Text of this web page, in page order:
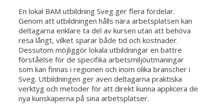
En lokal BAM utbildning Sveg ger flera fördelar.
Genom att utbildningen hålls nära arbetsplatsen kan
deltagarna enklare ta del av kursen utan att behöva
resa långt, vilket sparar både tid och kostnader.
Dessutom möjliggör lokala utbildningar en bättre
förståelse för de specifika arbetsmiljöutmaningar
som kan finnas i regionen och inom olika branscher i
Sveg. Utbildningen ger även deltagarna praktiska
verktyg och metoder för att direkt kunna applicera de
nya kunskaperna på sina arbetsplatser.